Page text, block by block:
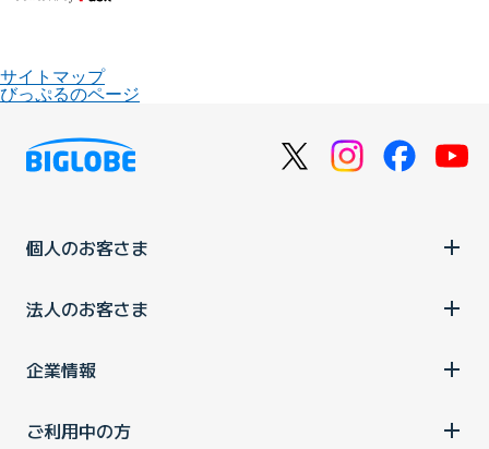
サイトマップ
びっぷるのページ
個人のお客さま
法人のお客さま
企業情報
ご利用中の方